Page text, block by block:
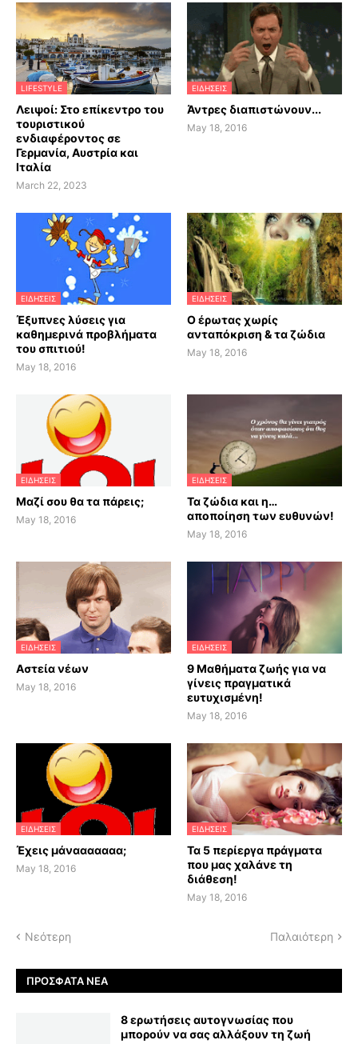
LIFESTYLE
Λειψοί: Στο επίκεντρο του
τουριστικού
ενδιαφέροντος σε
Γερμανία, Αυστρία και
Ιταλία
March 22, 2023
ΕΙΔΗΣΕΙΣ
Άντρες διαπιστώνουν...
May 18, 2016
ΕΙΔΗΣΕΙΣ
Έξυπνες λύσεις για
καθημερινά προβλήματα
του σπιτιού!
May 18, 2016
ΕΙΔΗΣΕΙΣ
Ο έρωτας χωρίς
ανταπόκριση & τα ζώδια
May 18, 2016
ΕΙΔΗΣΕΙΣ
Μαζί σου θα τα πάρεις;
May 18, 2016
ΕΙΔΗΣΕΙΣ
Τα ζώδια και η…
αποποίηση των ευθυνών!
May 18, 2016
ΕΙΔΗΣΕΙΣ
Αστεία νέων
May 18, 2016
ΕΙΔΗΣΕΙΣ
9 Μαθήματα ζωής για να
γίνεις πραγματικά
ευτυχισμένη!
May 18, 2016
ΕΙΔΗΣΕΙΣ
Έχεις μάνααααααα;
May 18, 2016
ΕΙΔΗΣΕΙΣ
Τα 5 περίεργα πράγματα
που μας χαλάνε τη
διάθεση!
May 18, 2016
Νεότερη Παλαιότερη
ΠΡΌΣΦΑΤΑ ΝΈΑ
8 ερωτήσεις αυτογνωσίας που
μπορούν να σας αλλάξουν τη ζωή